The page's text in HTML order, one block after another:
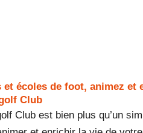
et écoles de foot, animez et
Club
Club est bien plus qu’un